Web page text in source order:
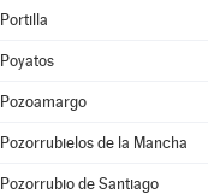
Portilla
Poyatos
Pozoamargo
Pozorrubielos de la Mancha
Pozorrubio de Santiago